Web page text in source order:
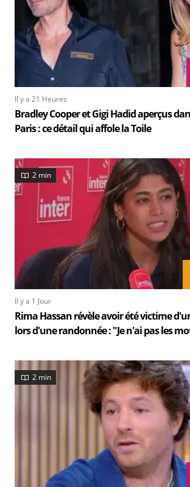
Il y a 21 Heures
Bradley Cooper et Gigi Hadid aperçus
Paris : ce détail qui affole la Toile
2 min
Il y a 1 Jour
Rima Hassan révèle avoir été victime
lors d'une randonnée : "Je n'ai pas les
2 min